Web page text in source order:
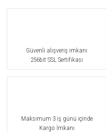
Güvenli alışveriş imkanı
256bit SSL Sertifikası
Maksimum 3 iş günü içinde
Kargo İmkanı